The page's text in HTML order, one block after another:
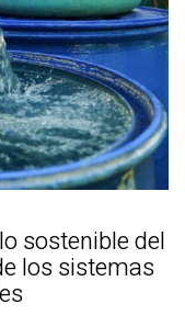
sostenible del
los sistemas